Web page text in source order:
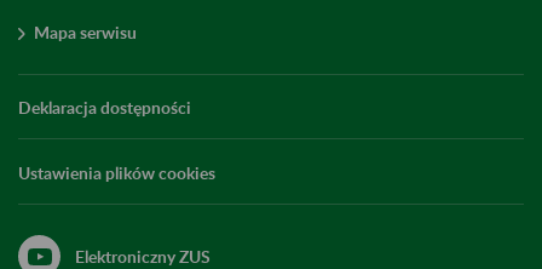
Mapa serwisu
Deklaracja dostępności
Ustawienia plików cookies
Elektroniczny ZUS